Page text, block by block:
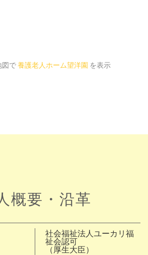
図で養護老人ホーム望洋園 を表示
概要・沿革
社会福祉法人ユーカリ福
祉会認可
（厚生大臣）